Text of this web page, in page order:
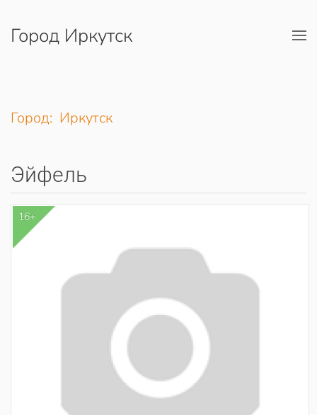
Перейти к содержимому
Город Иркутск
Город: Иркутск
Эйфель
16+